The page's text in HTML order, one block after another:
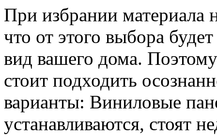
При избрании материала
что от этого выбора
вид вашего дома.
стоит подходить
варианты: Виниловые
устанавливаются, стоят